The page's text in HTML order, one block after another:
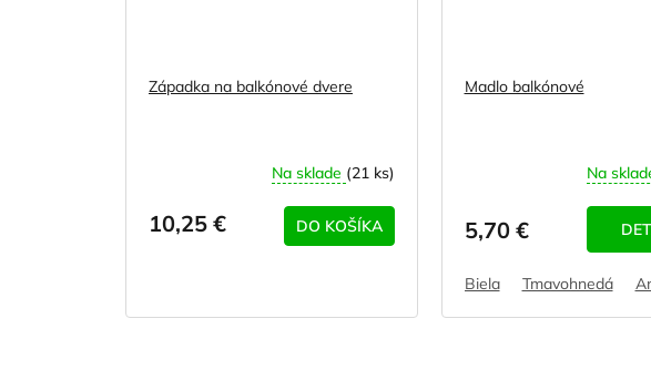
Západka na balkónové dvere
Na sklade (21 ks)
10,25 € DO KOŠÍKA
Madlo balkónové
Na
5,70 €
Biela Tmavohnedá